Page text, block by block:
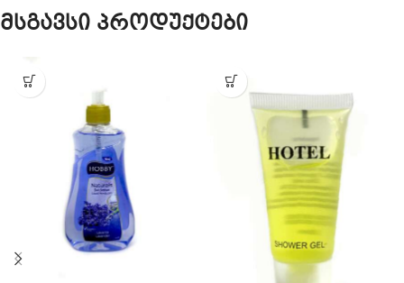
მსგავსი პროდუქტები